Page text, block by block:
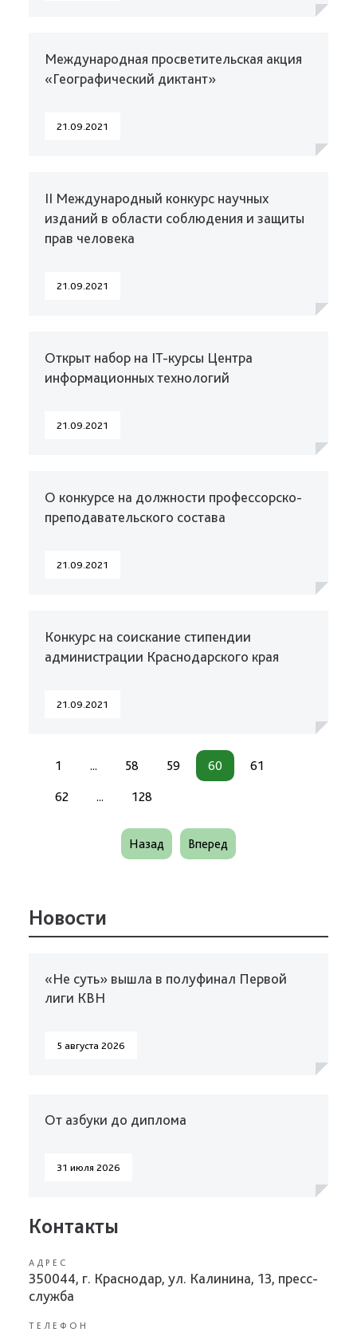
Международная просветительская акция
«Географический диктант»
21.09.2021
II Международный конкурс научных
изданий в области соблюдения и защиты
прав человека
21.09.2021
Открыт набор на IT-курсы Центра
информационных технологий
21.09.2021
О конкурсе на должности профессорско-
преподавательского состава
21.09.2021
Конкурс на соискание стипендии
администрации Краснодарского края
21.09.2021
1 ... 58 59 60 61
62 ... 128
Назад Вперед
Новости
«Не суть» вышла в полуфинал Первой
лиги КВН
5 августа 2026
От азбуки до диплома
31 июля 2026
Контакты
АДРЕС
350044, г. Краснодар, ул. Калинина, 13, пресс-
служба
ТЕЛЕФОН